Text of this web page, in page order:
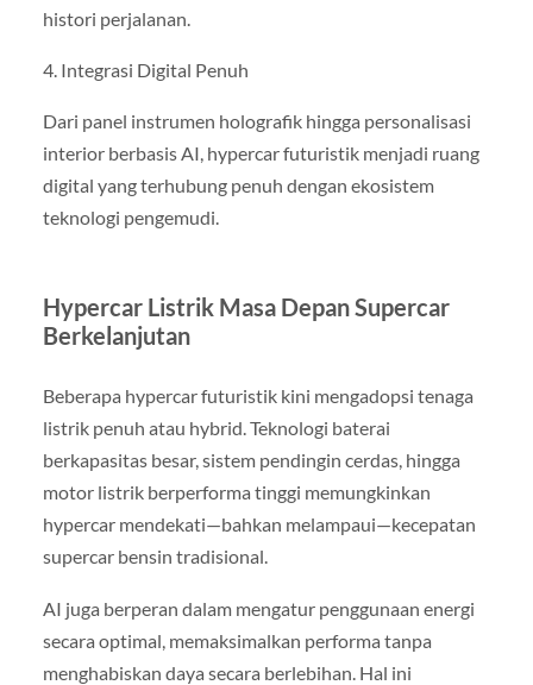
histori perjalanan.
4. Integrasi Digital Penuh
Dari panel instrumen holografik hingga personalisasi
interior berbasis AI, hypercar futuristik menjadi ruang
digital yang terhubung penuh dengan ekosistem
teknologi pengemudi.
Hypercar Listrik Masa Depan Supercar
Berkelanjutan
Beberapa hypercar futuristik kini mengadopsi tenaga
listrik penuh atau hybrid. Teknologi baterai
berkapasitas besar, sistem pendingin cerdas, hingga
motor listrik berperforma tinggi memungkinkan
hypercar mendekati—bahkan melampaui—kecepatan
supercar bensin tradisional.
AI juga berperan dalam mengatur penggunaan energi
secara optimal, memaksimalkan performa tanpa
menghabiskan daya secara berlebihan. Hal ini